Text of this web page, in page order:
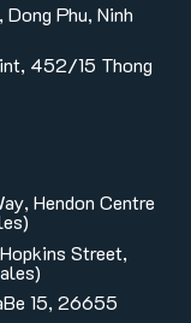
Phu, Ninh
452/15 Thong
Hendon Centre
Street,
15, 26655